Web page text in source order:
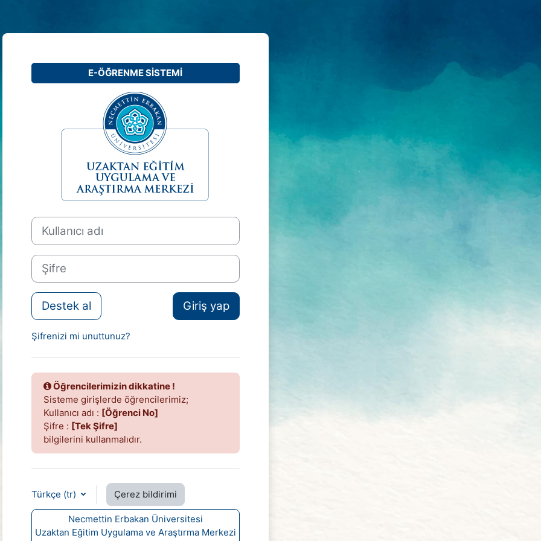
E-ÖĞRENME SİSTEMİ
NEÜ E-Öğrenme Sistemi sayfasına giriş yap
Kullanıcı adı
Şifre
Destek al Giriş yap
Şifrenizi mi unuttunuz?
Öğrencilerimizin dikkatine !
Sisteme girişlerde öğrencilerimiz;
Kullanıcı adı : [Öğrenci No]
Şifre : [Tek Şifre]
bilgilerini kullanmalıdır.
Türkçe ‎(tr)‎ Çerez bildirimi
Necmettin Erbakan Üniversitesi
Uzaktan Eğitim Uygulama ve Araştırma Merkezi